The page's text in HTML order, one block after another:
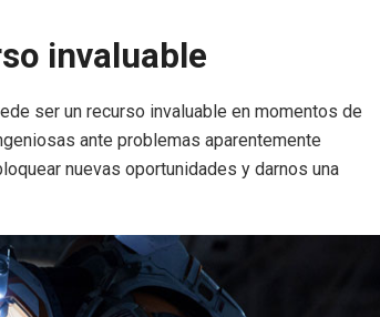
invaluable
ser un recurso invaluable en momentos de
ante problemas aparentemente
nuevas oportunidades y darnos una